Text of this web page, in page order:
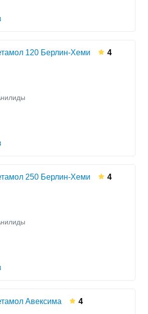
120 Берлин-Хеми 4
250 Берлин-Хеми 4
Авексима 4